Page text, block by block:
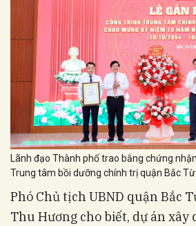
Lãnh đạo Thành phố trao bằng chứng
Trung tâm bồi dưỡng chính trị quận Bắc Từ
Phó Chủ tịch UBND quận Bắc
Thu Hương cho biết, dự án xây